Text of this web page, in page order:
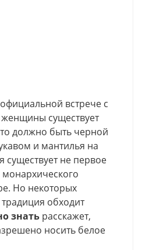
встрече с
существует
должно быть черной
и мантилья на
существует не первое
монархического
Но некоторых
обходит
знать расскажет,
носить белое